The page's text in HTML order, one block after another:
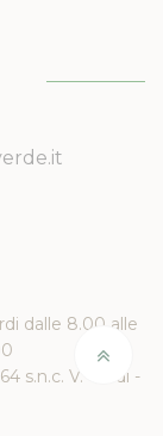
dalle 8.00 alle
s.n.c. V. Verdi -